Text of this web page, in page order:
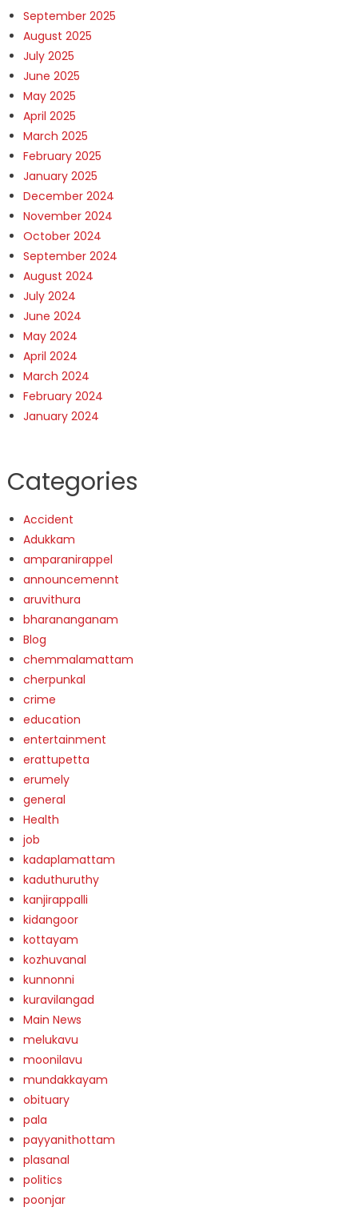
September 2025
August 2025
July 2025
June 2025
May 2025
April 2025
March 2025
February 2025
January 2025
December 2024
November 2024
October 2024
September 2024
August 2024
July 2024
June 2024
May 2024
April 2024
March 2024
February 2024
January 2024
Categories
Accident
Adukkam
amparanirappel
announcemennt
aruvithura
bharananganam
Blog
chemmalamattam
cherpunkal
crime
education
entertainment
erattupetta
erumely
general
Health
job
kadaplamattam
kaduthuruthy
kanjirappalli
kidangoor
kottayam
kozhuvanal
kunnonni
kuravilangad
Main News
melukavu
moonilavu
mundakkayam
obituary
pala
payyanithottam
plasanal
politics
poonjar